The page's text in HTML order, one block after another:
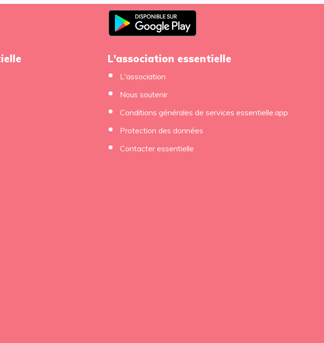
L'association essentielle
L'association
Nous soutenir
Conditions générales de services essentielle.app
Protection des données
Contacter essentielle